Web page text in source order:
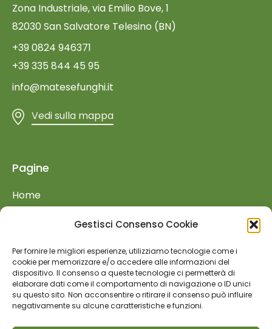
Gestisci Consenso Cookie
Per fornire le migliori esperienze, utilizziamo tecnologie come i
cookie per memorizzare e/o accedere alle informazioni del
dispositivo. Il consenso a queste tecnologie ci permetterà di
elaborare dati come il comportamento di navigazione o ID unici
su questo sito. Non acconsentire o ritirare il consenso può influire
negativamente su alcune caratteristiche e funzioni.
Zona Industriale, via Emilio Bove, 1
82030 San Salvatore Telesino (BN)
+39 0824 946371
+39 335 844 45 95
info@matesefunghi.it
Vedi sulla mappa
Pagine
Home
Retail
Food Service
Fiere ed Eventi
Lavora con noi